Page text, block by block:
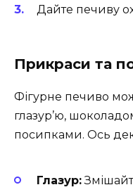
Дайте печиву
Прикраси та
Фігурне печиво
глазур’ю,
посипками. Ось
Глазур: